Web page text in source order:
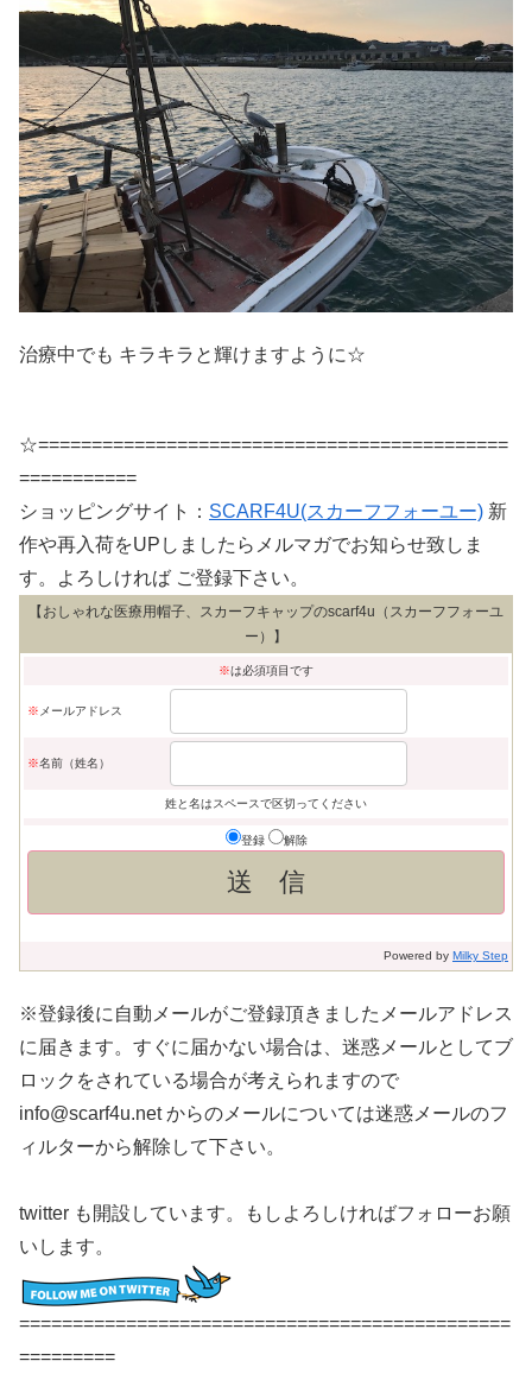
治療中でも キラキラと輝けますように☆
☆============================================
===========
ショッピングサイト： SCARF4U(スカーフフォーユー) 新
作や再入荷をUPしましたらメルマガでお知らせ致しま
す。よろしければ ご登録下さい。
【おしゃれな医療用帽子、スカーフキャップのscarf4u（スカーフフォーユ
ー）】
※は必須項目です
※ メールアドレス
※名前（姓名）
姓と名はスペースで区切ってください
登録 解除
Powered by Milky Step
※登録後に自動メールがご登録頂きましたメールアドレス
に届きます。すぐに届かない場合は、迷惑メールとしてブ
ロックをされている場合が考えられますので
info@scarf4u.net からのメールについては迷惑メールのフ
ィルターから解除して下さい。
twitter も開設しています。もしよろしければフォローお願
いします。
==============================================
=========